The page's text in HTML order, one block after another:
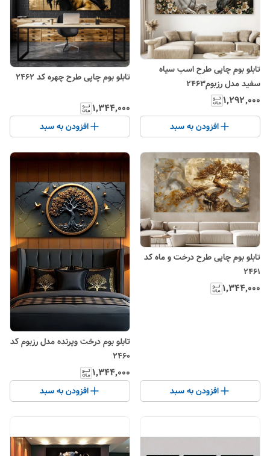
تابلو بوم چاپی طرح اسب سیاه
سفید مدل رزبوم۲۴۶۳
۱٬۲۹۲٬۰۰۰
افزودن به سبد
تابلو‌ بوم چاپی طرح چهره کد ۲۴۶۲
۱٬۳۴۴٬۰۰۰
افزودن به سبد
تابلو‌ بوم چاپی طرح درخت و ماه کد
۲۴۶۱
۱٬۳۴۴٬۰۰۰
افزودن به سبد
تابلو بوم درخت و‌پرنده مدل رزبوم کد
۲۴۶۰
۱٬۳۴۴٬۰۰۰
افزودن به سبد